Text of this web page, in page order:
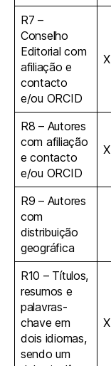
R7 –
Conselho
Editorial com
afiliação e
contacto
e/ou ORCID
X
R8 – Autores
com afiliação
e contacto
e/ou ORCID
X
R9 – Autores
com
distribuição
geográfica
R10 – Títulos,
resumos e
palavras-
chave em
dois idiomas,
sendo um
X